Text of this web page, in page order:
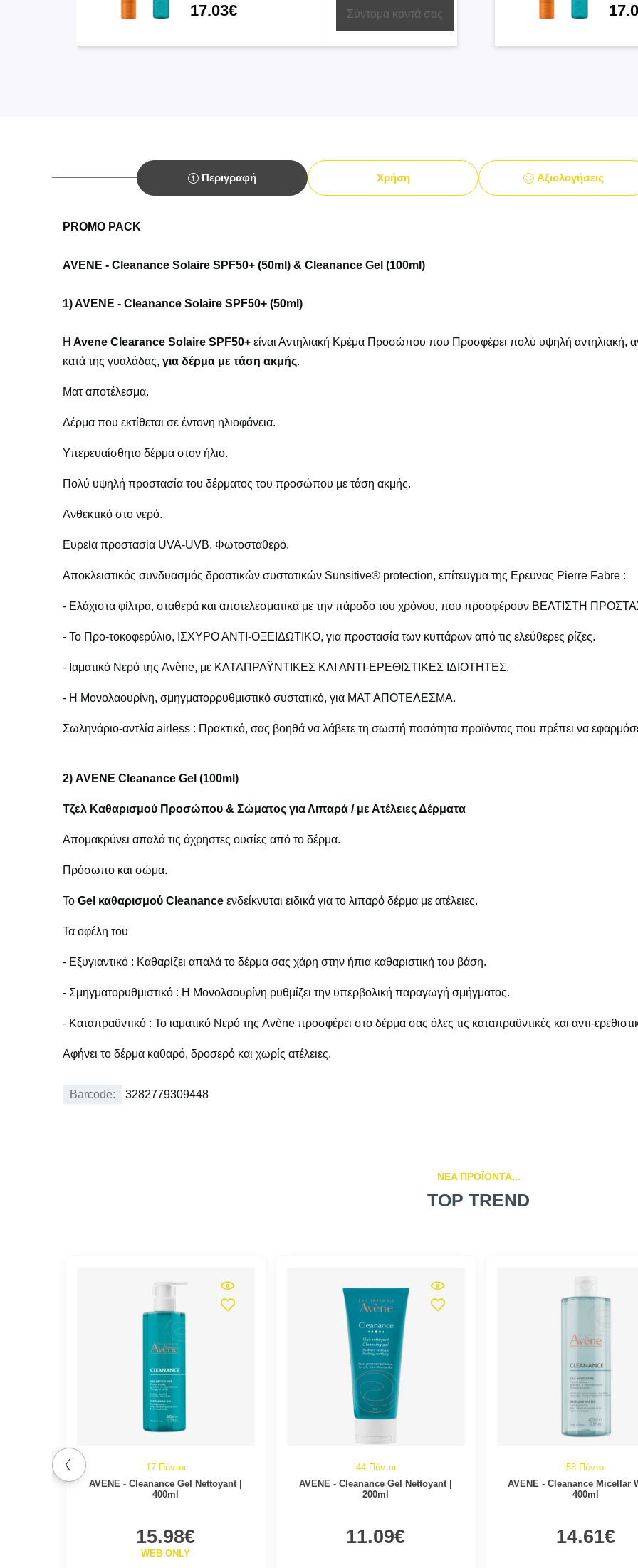
17.03€ Σύντομα κοντά σας
Περιγραφή Χρήση Αξιολογήσεις
PROMO PACK
AVENE - Cleanance Solaire SPF50+ (50ml) & Cleanance Gel (100ml)
1) AVENE - Cleanance Solaire SPF50+ (50ml)
H Avene Clearance Solaire SPF50+είναι Αντηλιακή Κρέμα Προσώπου που Προσφέρει πολύ υψηλή αντηλιακή,
κατά της γυαλάδας, για δέρμα με τάση ακμής.
Ματ αποτέλεσμα.
Δέρμα που εκτίθεται σε έντονη ηλιοφάνεια.
Υπερευαίσθητο δέρμα στον ήλιο.
Πολύ υψηλή προστασία του δέρματος του προσώπου με τάση ακμής.
Ανθεκτικό στο νερό.
Ευρεία προστασία UVA-UVB. Φωτοσταθερό.
Αποκλειστικός συνδυασμός δραστικών συστατικών Sunsitive® protection, επίτευγμα της Ερευνας Pierre Fabre :
- Ελάχιστα φίλτρα, σταθερά και αποτελεσματικά με την πάροδο του χρόνου, που προσφέρουν ΒΕΛΤΙΣΤΗ
- Το Προ-τοκοφερύλιο, ΙΣΧΥΡΟ ΑΝΤΙ-ΟΞΕΙΔΩΤΙΚΟ, για προστασία των κυττάρων από τις ελεύθερες ρίζες.
- Ιαματικό Νερό της Avène, με ΚΑΤΑΠΡΑΫΝΤΙΚΕΣ ΚΑΙ ΑΝΤΙ-ΕΡΕΘΙΣΤΙΚΕΣ ΙΔΙΟΤΗΤΕΣ.
- Η Μονολαουρίνη, σμηγματορρυθμιστικό συστατικό, για ΜΑΤ ΑΠΟΤΕΛΕΣΜΑ.
Σωληνάριο-αντλία airless : Πρακτικό, σας βοηθά να λάβετε τη σωστή ποσότητα προϊόντος που πρέπει να
2) AVENE Cleanance Gel (100ml)
Τζελ Καθαρισμού Προσώπου & Σώματος για Λιπαρά / με Ατέλειες Δέρματα
Απομακρύνει απαλά τις άχρηστες ουσίες από το δέρμα.
Πρόσωπο και σώμα.
Το Gel καθαρισμού Cleananceενδείκνυται ειδικά για το λιπαρό δέρμα με ατέλειες.
Τα οφέλη του
- Εξυγιαντικό : Καθαρίζει απαλά το δέρμα σας χάρη στην ήπια καθαριστική του βάση.
- Σμηγματορυθμιστικό : Η Μονολαουρίνη ρυθμίζει την υπερβολική παραγωγή σμήγματος.
- Καταπραϋντικό : Το ιαματικό Νερό της Avène προσφέρει στο δέρμα σας όλες τις καταπραϋντικές και αντι-
Αφήνει το δέρμα καθαρό, δροσερό και χωρίς ατέλειες.
Barcode: 3282779309448
NEA ΠΡΟΪΟΝΤΑ...
TOP TREND
17 Πόντοι
AVENE - Cleanance Gel Nettoyant |
400ml
15.98€
WEB ONLY
44 Πόντοι
AVENE - Cleanance Gel Nettoyant |
200ml
11.09€
58 Πόντοι
AVENE - Cleanance Micellar
400ml
14.61€